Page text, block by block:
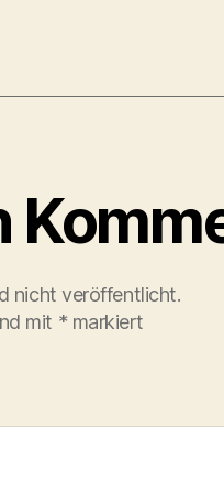
nicht veröffentlicht.
mit * markiert